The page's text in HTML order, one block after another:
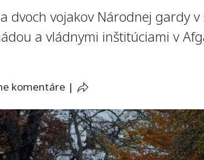
dvoch vojakov Národnej gardy
a vládnymi inštitúciami v
komentáre |